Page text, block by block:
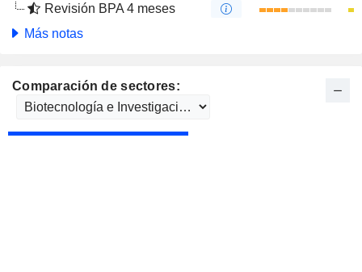
Revisión BPA 4 meses
Más notas
Comparación de sectores: